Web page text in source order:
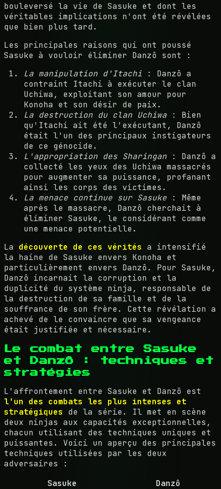
bouleversé la vie de Sasuke et dont les
véritables implications n'ont été révélées
que bien plus tard.
Les principales raisons qui ont poussé
Sasuke à vouloir éliminer Danzô sont :
La manipulation d'Itachi : Danzô a
contraint Itachi à exécuter le clan
Uchiwa, exploitant son amour pour
Konoha et son désir de paix.
La destruction du clan Uchiwa : Bien
qu'Itachi ait été l'exécutant, Danzô
était l'un des principaux instigateurs
de ce génocide.
L'appropriation des Sharingan : Danzô a
collecté les yeux des Uchiwa massacrés
pour augmenter sa puissance, profanant
ainsi les corps des victimes.
La menace continue sur Sasuke : Même
après le massacre, Danzô cherchait à
éliminer Sasuke, le considérant comme
une menace potentielle.
La découverte de ces vérités a intensifié
la haine de Sasuke envers Konoha et
particulièrement envers Danzô. Pour Sasuke,
Danzô incarnait la corruption et la
duplicité du système ninja, responsable de
la destruction de sa famille et de la
souffrance de son frère. Cette révélation a
achevé de le convaincre que sa vengeance
était justifiée et nécessaire.
Le combat entre Sasuke
et Danzô : techniques et
stratégies
L'affrontement entre Sasuke et Danzô est
l'un des combats les plus intenses et
stratégiques de la série. Il met en scène
deux ninjas aux capacités exceptionnelles,
chacun utilisant des techniques uniques et
puissantes. Voici un aperçu des principales
techniques utilisées par les deux
adversaires :
Sasuke
Danzô